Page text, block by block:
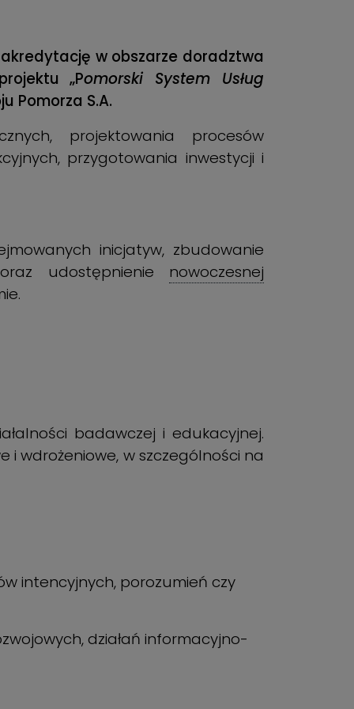
w obszarze doradztwa
„Pomorski System Usług
Pomorza S.A.
projektowania procesów
przygotowania inwestycji i
inicjatyw, zbudowanie
udostępnienie nowoczesnej
badawczej i edukacyjnej.
wdrożeniowe, w szczególności na
intencyjnych, porozumień czy
działań informacyjno-